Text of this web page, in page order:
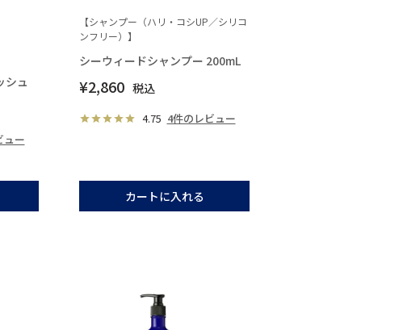
シュ
ュー
【シャンプー（ハリ・コシUP／シリコ
ンフリー）】
シーウィードシャンプー 200mL
¥2,860 税込
4.75 4件のレビュー
カートに入れる